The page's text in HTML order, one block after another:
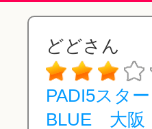
どどさん
PADI5スタ
BLUE 大